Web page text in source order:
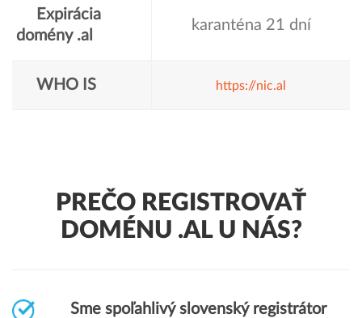
Expirácia
domény .al
karanténa 21 dní
WHO IS https://nic.al
PREČO REGISTROVAŤ
DOMÉNU .AL U NÁS?
Sme spoľahlivý slovenský registrátor